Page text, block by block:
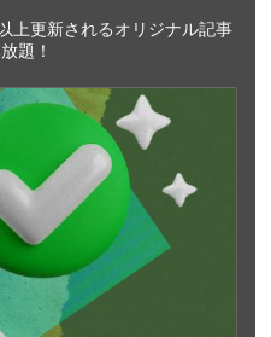
上更新されるオリジナル記事
題！